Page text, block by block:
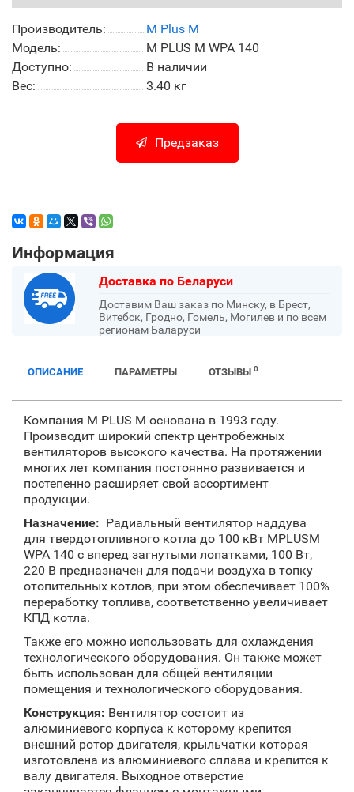
Производитель:
M Plus M
Модель:
M PLUS M WPA 140
Доступно:
В наличии
Вес:
3.40 кг
Предзаказ
Информация
Доставка по Беларуси
Доставим Ваш заказ по Минску, в Брест,
Витебск, Гродно, Гомель, Могилев и по всем
регионам Баларуси
ОПИСАНИЕ ПАРАМЕТРЫ ОТЗЫВЫ 0
Компания M PLUS M основана в 1993 году.
Производит широкий спектр центробежных
вентиляторов высокого качества. На протяжении
многих лет компания постоянно развивается и
постепенно расширяет свой ассортимент
продукции.
Назначение: Радиальный вентилятор наддува
для твердотопливного котла до 100 кВт MPLUSM
WPA 140 с вперед загнутыми лопатками, 100 Вт,
220 В предназначен для подачи воздуха в топку
отопительных котлов, при этом обеспечивает 100%
переработку топлива, соответственно увеличивает
КПД котла.
Также его можно использовать для охлаждения
технологического оборудования. Он также может
быть использован для общей вентиляции
помещения и технологического оборудования.
Конструкция: Вентилятор состоит из
алюминиевого корпуса к которому крепится
внешний ротор двигателя, крыльчатки которая
изготовлена из алюминиевого сплава и крепится к
валу двигателя. Выходное отверстие